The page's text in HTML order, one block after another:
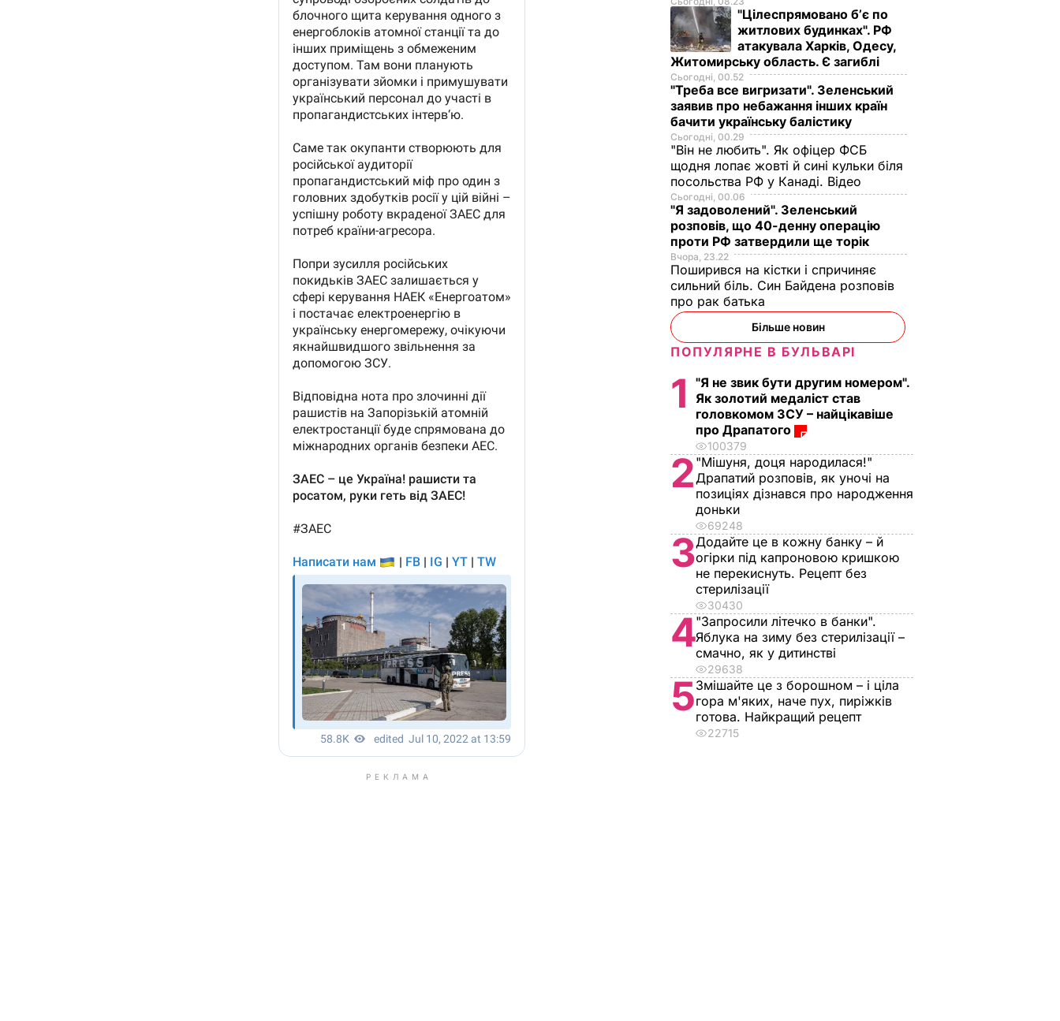
РЕКЛАМА
"Цілеспрямовано бʼє по
житлових будинках". РФ
атакувала Харків, Одесу,
Житомирську область. Є загиблі
Сьогодні, 00.52
"Треба все вигризати". Зеленський
заявив про небажання інших країн
бачити українську балістику
Сьогодні, 00.29
"Він не любить". Як офіцер ФСБ
щодня лопає жовті й сині кульки біля
посольства РФ у Канаді. Відео
Сьогодні, 00.06
"Я задоволений". Зеленський
розповів, що 40-денну операцію
проти РФ затвердили ще торік
Вчора, 23.22
Поширився на кістки і спричиняє
сильний біль. Син Байдена розповів
про рак батька
Більше новин
ПОПУЛЯРНЕ В БУЛЬВАРІ
1
"Я не звик бути другим номером".
Як золотий медаліст став
головкомом ЗСУ – найцікавіше
про Драпатого
100379
2 "Мішуня, доця народилася!"
Драпатий розповів, як уночі на
позиціях дізнався про народження
доньки
69248
3Додайте це в кожну банку – й
огірки під капроновою кришкою
не перекиснуть. Рецепт без
стерилізації
30430
4"Запросили літечко в банки".
Яблука на зиму без стерилізації –
смачно, як у дитинстві
29638
5Змішайте це з борошном – і ціла
гора м'яких, наче пух, пиріжків
готова. Найкращий рецепт
22715